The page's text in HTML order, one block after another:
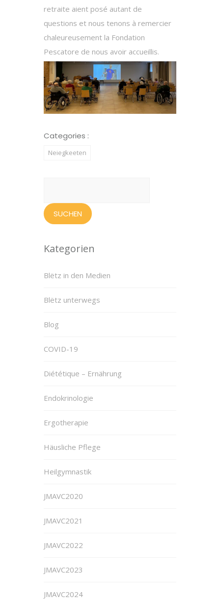
retraite aient posé autant de
questions et nous tenons à remercier
chaleureusement la Fondation
Pescatore de nous avoir accueillis.
Categories :
Neiegkeeten
Kategorien
Blëtz in den Medien
Blëtz unterwegs
Blog
COVID-19
Diététique – Ernährung
Endokrinologie
Ergotherapie
Häusliche Pflege
Heilgymnastik
JMAVC2020
JMAVC2021
JMAVC2022
JMAVC2023
JMAVC2024